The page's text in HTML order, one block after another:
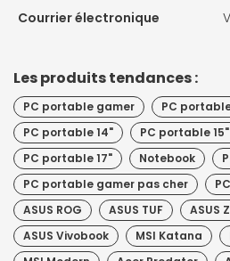
Courrier électronique
Les produits tendances :
PC portable gamer PC portable
PC portable 14"
PC portable
PC portable 17"
Notebook
PC portable gamer pas cher
ASUS ROG
ASUS TUF
ASUS
ASUS Vivobook
MSI Katana